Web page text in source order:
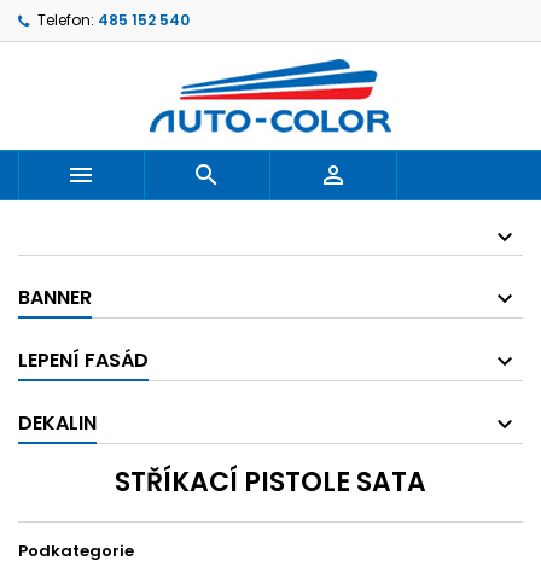
Telefon: 485 152 540
  
BANNER
LEPENÍ FASÁD
DEKALIN
STŘÍKACÍ PISTOLE SATA
Podkategorie